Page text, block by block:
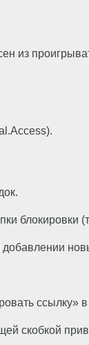
из
добавлении
ссылку»
скобкой